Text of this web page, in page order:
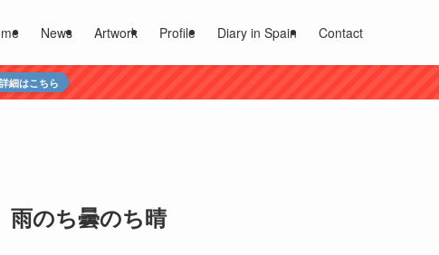
News Artwork Profile Diary in Spain Contact
詳細はこちら
のち曇のち晴